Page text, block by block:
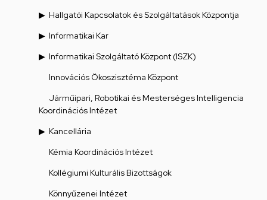
Hallgatói Kapcsolatok és Szolgáltatások Központja
Informatikai Kar
Informatikai Szolgáltató Központ (ISZK)
Innovációs Ökoszisztéma Központ
Járműipari, Robotikai és Mesterséges Intelligencia
Koordinációs Intézet
Kancellária
Kémia Koordinációs Intézet
Kollégiumi Kulturális Bizottságok
Könnyűzenei Intézet